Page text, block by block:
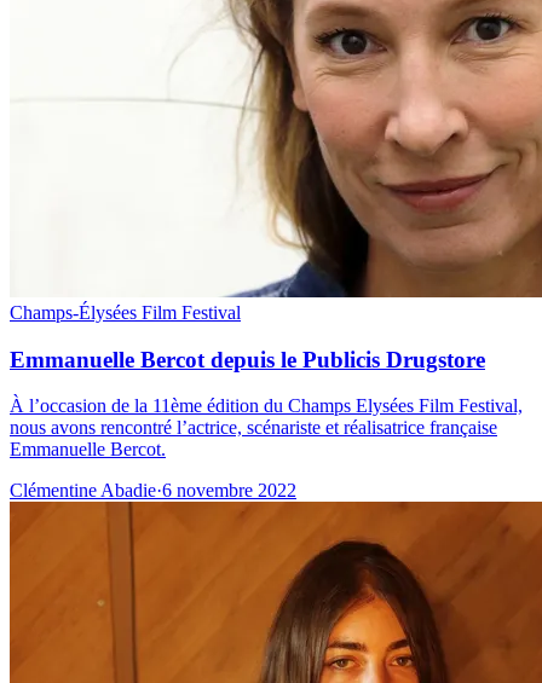
Champs-Élysées Film Festival
Emmanuelle Bercot depuis le Publicis Drugstore
À l’occasion de la 11ème édition du Champs Elysées Film Festival,
nous avons rencontré l’actrice, scénariste et réalisatrice française
Emmanuelle Bercot.
Clémentine Abadie·6 novembre 2022